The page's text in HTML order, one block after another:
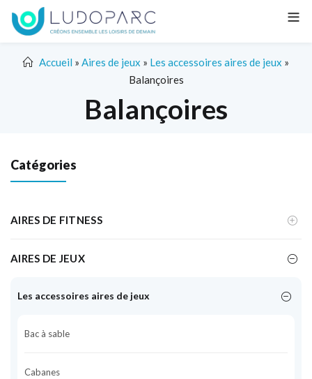
Accueil » Aires de jeux » Les accessoires aires de jeux »
Balançoires
Balançoires
Catégories
AIRES DE FITNESS
AIRES DE JEUX
Les accessoires aires de jeux
Bac à sable
Cabanes